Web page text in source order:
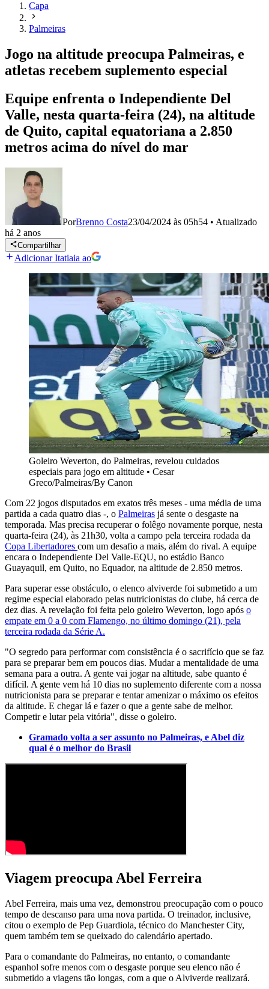
Capa
Palmeiras
Jogo na altitude preocupa Palmeiras, e
atletas recebem suplemento especial
Equipe enfrenta o Independiente Del
Valle, nesta quarta-feira (24), na altitude
de Quito, capital equatoriana a 2.850
metros acima do nível do mar
PorBrenno Costa23/04/2024 às 05h54 • Atualizado
há 2 anos
Compartilhar
Adicionar Itatiaia ao
Goleiro Weverton, do Palmeiras, revelou cuidados
especiais para jogo em altitude • Cesar
Greco/Palmeiras/By Canon
Com 22 jogos disputados em exatos três meses - uma média de uma
partida a cada quatro dias -, o Palmeiras já sente o desgaste na
temporada. Mas precisa recuperar o folêgo novamente porque, nesta
quarta-feira (24), às 21h30, volta a campo pela terceira rodada da
Copa Libertadores com um desafio a mais, além do rival. A equipe
encara o Independiente Del Valle-EQU, no estádio Banco
Guayaquil, em Quito, no Equador, na altitude de 2.850 metros.
Para superar esse obstáculo, o elenco alviverde foi submetido a um
regime especial elaborado pelas nutricionistas do clube, há cerca de
dez dias. A revelação foi feita pelo goleiro Weverton, logo após o
empate em 0 a 0 com Flamengo, no último domingo (21), pela
terceira rodada da Série A.
"O segredo para performar com consistência é o sacrifício que se faz
para se preparar bem em poucos dias. Mudar a mentalidade de uma
semana para a outra. A gente vai jogar na altitude, sabe quanto é
difícil. A gente vem há 10 dias no suplemento diferente com a nossa
nutricionista para se preparar e tentar amenizar o máximo os efeitos
da altitude. E chegar lá e fazer o que a gente sabe de melhor.
Competir e lutar pela vitória", disse o goleiro.
Gramado volta a ser assunto no Palmeiras, e Abel diz
qual é o melhor do Brasil
Viagem preocupa Abel Ferreira
Abel Ferreira, mais uma vez, demonstrou preocupação com o pouco
tempo de descanso para uma nova partida. O treinador, inclusive,
citou o exemplo de Pep Guardiola, técnico do Manchester City,
quem também tem se queixado do calendário apertado.
Para o comandante do Palmeiras, no entanto, o comandante
espanhol sofre menos com o desgaste porque seu elenco não é
submetido a viagens tão longas, com a que o Alviverde realizará.